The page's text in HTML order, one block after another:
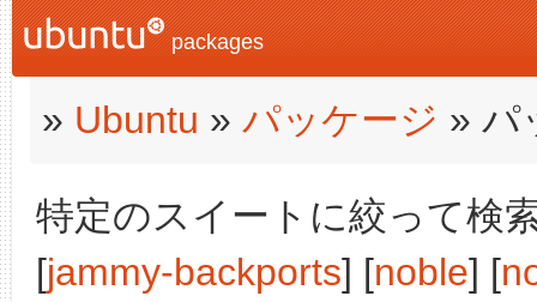
packages
» Ubuntu » パッケージ » パ
特定のスイートに絞って検
[jammy-backports] [noble] [